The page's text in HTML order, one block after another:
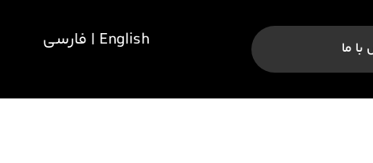
ما English | فارسی